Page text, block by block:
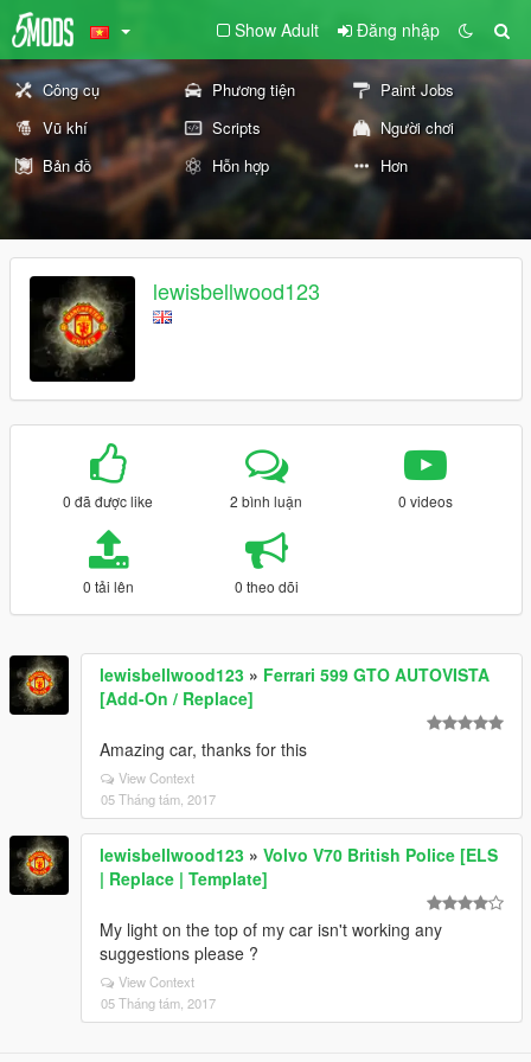
Show Adult Đăng nhập
Công cụ Phương tiện
Paint Jobs
Vũ khí
Scripts
Người chơi
Bản đồ
Hỗn hợp Hơn
lewisbellwood123
0 đã được like 2 bình luận 0 videos
0 tải lên 0 theo dõi
lewisbellwood123 » Ferrari 599 GTO AUTOVISTA
[Add-On / Replace]
Amazing car, thanks for this
View Context
05 Tháng tám, 2017
lewisbellwood123 » Volvo V70 British Police [ELS
| Replace | Template]
My light on the top of my car isn't working any
suggestions please ?
View Context
05 Tháng tám, 2017